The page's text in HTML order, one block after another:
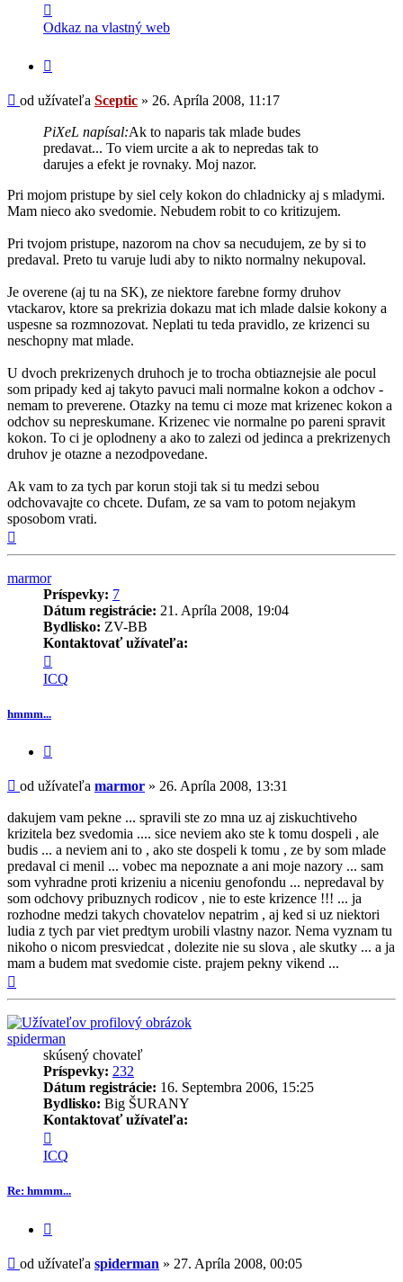
informácie
užívateľa
Sceptic
Odkaz na vlastný web
Príspevok
od užívateľa Sceptic » 26. Apríla 2008, 11:17
PiXeL napísal:Ak to naparis tak mlade budes
predavat... To viem urcite a ak to nepredas tak to
darujes a efekt je rovnaky. Moj nazor.
Pri mojom pristupe by siel cely kokon do chladnicky aj s mladymi.
Mam nieco ako svedomie. Nebudem robit to co kritizujem.
Pri tvojom pristupe, nazorom na chov sa necudujem, ze by si to
predaval. Preto tu varuje ludi aby to nikto normalny nekupoval.
Je overene (aj tu na SK), ze niektore farebne formy druhov
vtackarov, ktore sa prekrizia dokazu mat ich mlade dalsie kokony a
uspesne sa rozmnozovat. Neplati tu teda pravidlo, ze krizenci su
neschopny mat mlade.
U dvoch prekrizenych druhoch je to trocha obtiaznejsie ale pocul
som pripady ked aj takyto pavuci mali normalne kokon a odchov -
nemam to preverene. Otazky na temu ci moze mat krizenec kokon a
odchov su nepreskumane. Krizenec vie normalne po pareni spravit
kokon. To ci je oplodneny a ako to zalezi od jedinca a prekrizenych
druhov je otazne a nezodpovedane.
Ak vam to za tych par korun stoji tak si tu medzi sebou
odchovavajte co chcete. Dufam, ze sa vam to potom nejakym
sposobom vrati.
marmor
Príspevky: 7
Dátum registrácie: 21. Apríla 2008, 19:04
Bydlisko: ZV-BB
Kontaktovať užívateľa:
informácie
užívateľa
ICQ
hmmm...
Príspevok
od užívateľa marmor » 26. Apríla 2008, 13:31
dakujem vam pekne ... spravili ste zo mna uz aj ziskuchtiveho
krizitela bez svedomia .... sice neviem ako ste k tomu dospeli , ale
budis ... a neviem ani to , ako ste dospeli k tomu , ze by som mlade
predaval ci menil ... vobec ma nepoznate a ani moje nazory ... sam
som vyhradne proti krizeniu a niceniu genofondu ... nepredaval by
som odchovy pribuznych rodicov , nie to este krizence !!! ... ja
rozhodne medzi takych chovatelov nepatrim , aj ked si uz niektori
ludia z tych par viet predtym urobili vlastny nazor. Nema vyznam tu
nikoho o nicom presviedcat , dolezite nie su slova , ale skutky ... a ja
mam a budem mat svedomie ciste. prajem pekny vikend ...
spiderman
skúsený chovateľ
Príspevky: 232
Dátum registrácie: 16. Septembra 2006, 15:25
Bydlisko: Big ŠURANY
Kontaktovať užívateľa:
informácie
užívateľa
spiderman
ICQ
Re: hmmm...
Príspevok
od užívateľa spiderman » 27. Apríla 2008, 00:05